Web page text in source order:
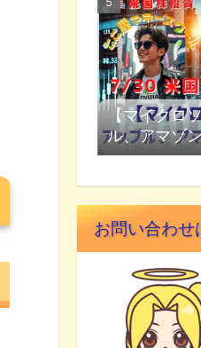
【マイクロ
ル、アマゾ
お問い合わせ